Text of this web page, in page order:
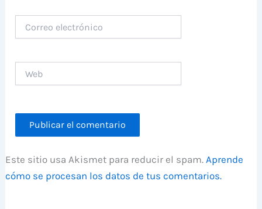
electrónico
Este sitio usa Akismet para reducir el spam.Aprende
cómo se procesan los datos de tus comentarios.